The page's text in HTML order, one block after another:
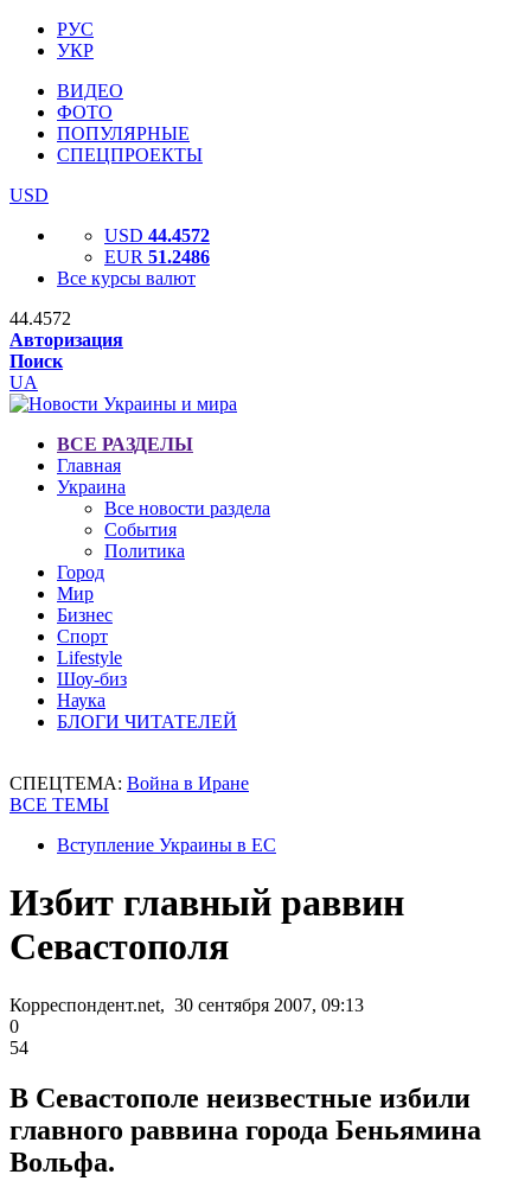
РУС
УКР
ВИДЕО
ФОТО
ПОПУЛЯРНЫЕ
СПЕЦПРОЕКТЫ
USD
USD 44.4572
EUR 51.2486
Все курсы валют
44.4572
Авторизация
Поиск
UA
ВСЕ РАЗДЕЛЫ
Главная
Украина
Все новости раздела
События
Политика
Город
Мир
Бизнес
Спорт
Lifestyle
Шоу-биз
Наука
БЛОГИ ЧИТАТЕЛЕЙ
СПЕЦТЕМА: Война в Иране
ВСЕ ТЕМЫ
Вступление Украины в ЕС
Избит главный раввин
Севастополя
Корреспондент.net, 30 сентября 2007, 09:13
0
54
В Севастополе неизвестные избили
главного раввина города Беньямина
Вольфа.